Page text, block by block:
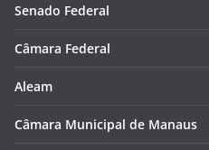
Senado Federal
Câmara Federal
Aleam
Câmara Municipal de Manaus